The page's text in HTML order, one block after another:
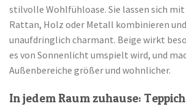
stilvolle Wohlfühloase. Sie lassen sich mit
Rattan, Holz oder Metall kombinieren
unaufdringlich charmant. Beige wirkt
es von Sonnenlicht umspielt wird, und
Außenbereiche größer und wohnlicher.
In jedem Raum zuhause: